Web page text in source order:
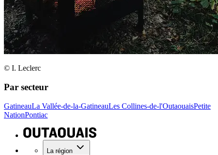
© I. Leclerc
Par secteur
GatineauLa Vallée-de-la-GatineauLes Collines-de-l'OutaouaisPetite
NationPontiac
La région